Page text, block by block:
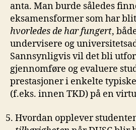
anta. Man burde således
eksamensformer som har
hvorledes de har fungert,
undervisere og
Sannsynligvis vil det bli
gjennomføre og evaluere
prestasjoner i enkelte
(f.eks. innen TKD) på en
Hvordan opplever